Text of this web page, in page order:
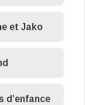
et Jako
d’enfance